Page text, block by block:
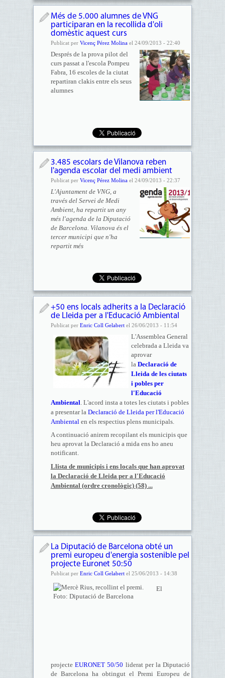
Més de 5.000 alumnes de VNG
participaran en la recollida d'oli
domèstic aquest curs
Publicat per Vicenç Pérez Molinael 24/09/2013 - 22:40
Després de la prova pilot del
curs passat a l'escola Pompeu
Fabra, 16 escoles de la ciutat
repartiran clakis entre els seus
alumnes
3.485 escolars de Vilanova reben
l'agenda escolar del medi ambient
Publicat per Vicenç Pérez Molinael 24/09/2013 - 22:37
L'Ajuntament de VNG, a
través del Servei de Medi
Ambient, ha repartit un any
més l'agenda de la Diputació
de Barcelona. Vilanova és el
tercer municipi que n'ha
repartit més
+50 ens locals adherits a la Declaració
de Lleida per a l'Educació Ambiental
Publicat per Enric Coll Gelabertel 26/06/2013 - 11:54
L'Assemblea General
celebrada a Lleida va
aprovar
la Declaració de
Lleida de les ciutats
i pobles per
l'Educació
Ambiental. L'acord insta a totes les ciutats i pobles
a presentar la Declaració de Lleida per l'Educació
Ambientalen els respectius plens municipals.
A continuació anirem recopilant els municipis que
heu aprovat la Declaració a mida ens ho aneu
notificant.
Llista de municipis i ens locals que han aprovat
la Declaració de Lleida per a l'Educació
Ambiental (ordre cronològic) (58) ...
La Diputació de Barcelona obté un
premi europeu d'energia sostenible pel
projecte Euronet 50:50
Publicat per Enric Coll Gelabertel 25/06/2013 - 14:38
El
projecte EURONET 50/50 liderat per la Diputació
de Barcelona ha obtingut el Premi Europeu de